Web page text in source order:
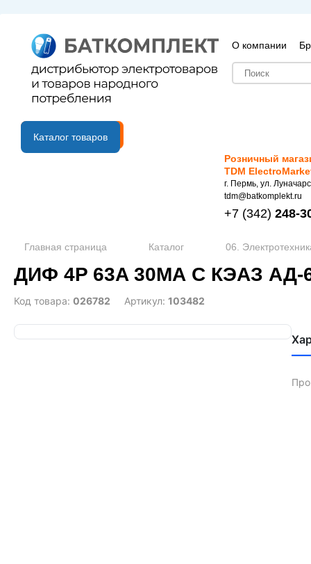
О компании
B2B портал
Каталог товаров
Розничный
TDM
г. Пермь, ул.
tdm@batkomplekt.ru
+7 (342) 248-
Главная страница Каталог 06.
ДИФ 4P 63A 30МА C КЭАЗ АД-
Код товара: 026782 Артикул: 103482